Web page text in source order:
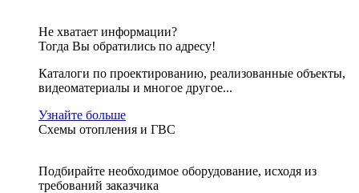
Не хватает информации?
Тогда Вы обратились по адресу!
Каталоги по проектированию, реализованные объекты,
видеоматериалы и многое другое...
Узнайте больше
Схемы отопления и ГВС
Подбирайте необходимое оборудование, исходя из
требований заказчика